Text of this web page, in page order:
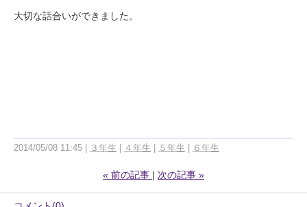
大切な話合いができました。
2014/05/08 11:45 ３年生 ４年生 ５年生 ６年生
« 前の記事 次の記事 »